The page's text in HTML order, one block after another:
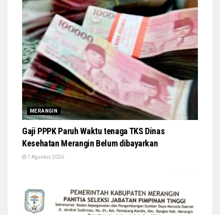
MERANGIN
Gaji PPPK Paruh Waktu tenaga TKS Dinas
Kesehatan Merangin Belum dibayarkan
7 Agustus 2026